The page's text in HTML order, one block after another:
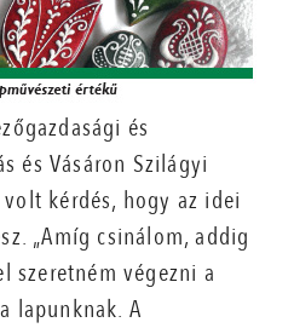
és
és Vásáron Szilágyi
kérdés, hogy az idei
„Amíg csinálom, addig
szeretném végezni a
lapunknak. A